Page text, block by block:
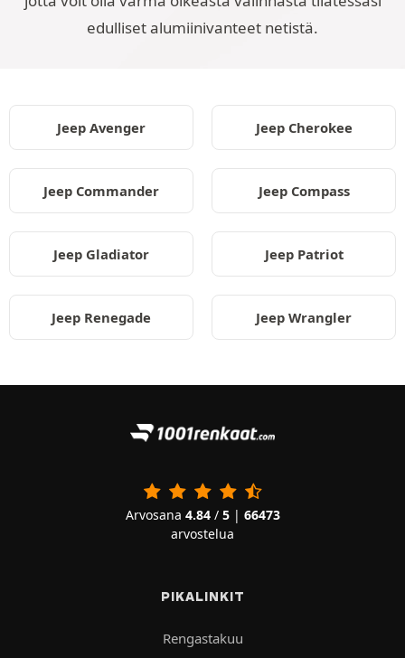
edulliset alumiinivanteet netistä.
Jeep Avenger Jeep Cherokee
Jeep Commander Jeep Compass
Jeep Gladiator Jeep Patriot
Jeep Renegade Jeep Wrangler
Arvosana 4.84/ 5| 66473
arvostelua
PIKALINKIT
Rengastakuu